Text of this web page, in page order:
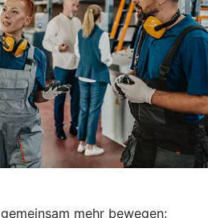
mehr bewegen: